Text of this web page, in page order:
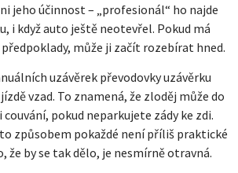
jeho účinnost – „profesionál“ ho najde
i když auto ještě neotevřel. Pokud má
předpoklady, může ji začít rozebírat hned.
uzávěrek převodovky uzávěrku
vzad. To znamená, že zloděj může do
pokud neparkujete zády ke zdi.
způsobem pokaždé není příliš praktické
že by se tak dělo, je nesmírně otravná.